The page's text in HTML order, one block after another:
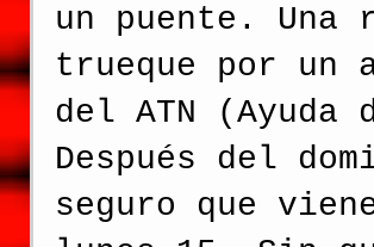
un puente.
trueque por
del ATN
Después del
seguro que